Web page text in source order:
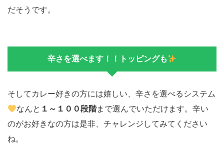
だそうです。
辛さを選べます！！トッピングも
そしてカレー好きの方には嬉しい、辛さを選べるシステム
なんと １～１００段階まで選んでいただけます。辛い
のがお好きなの方は是非、チャレンジしてみてください
ね。